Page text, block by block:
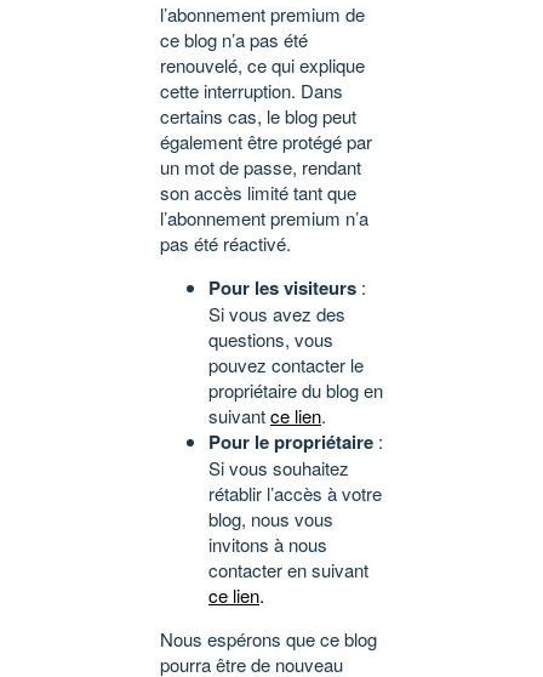
l’abonnement premium de
ce blog n’a pas été
renouvelé, ce qui explique
cette interruption. Dans
certains cas, le blog peut
également être protégé par
un mot de passe, rendant
son accès limité tant que
l’abonnement premium n’a
pas été réactivé.
Pour les visiteurs :
Si vous avez des
questions, vous
pouvez contacter le
propriétaire du blog en
suivantce lien.
Pour le propriétaire :
Si vous souhaitez
rétablir l’accès à votre
blog, nous vous
invitons à nous
contacter en suivant
ce lien.
Nous espérons que ce blog
pourra être de nouveau